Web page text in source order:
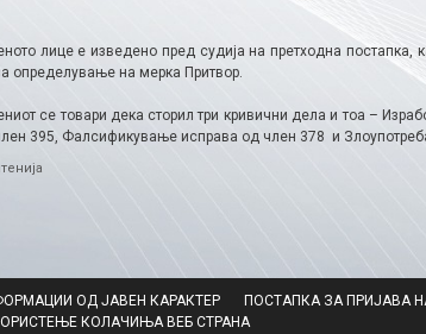
лице е изведено пред судија на претходна
определување на мерка Притвор.
се товари дека сторил три кривични дела и тоа –
395, Фалсификување исправа од член 378 и
ОД ЈАВЕН КАРАКТЕР ПОСТАПКА ЗА ПРИЈАВА
КОЛАЧИЊА ВЕБ СТРАНА